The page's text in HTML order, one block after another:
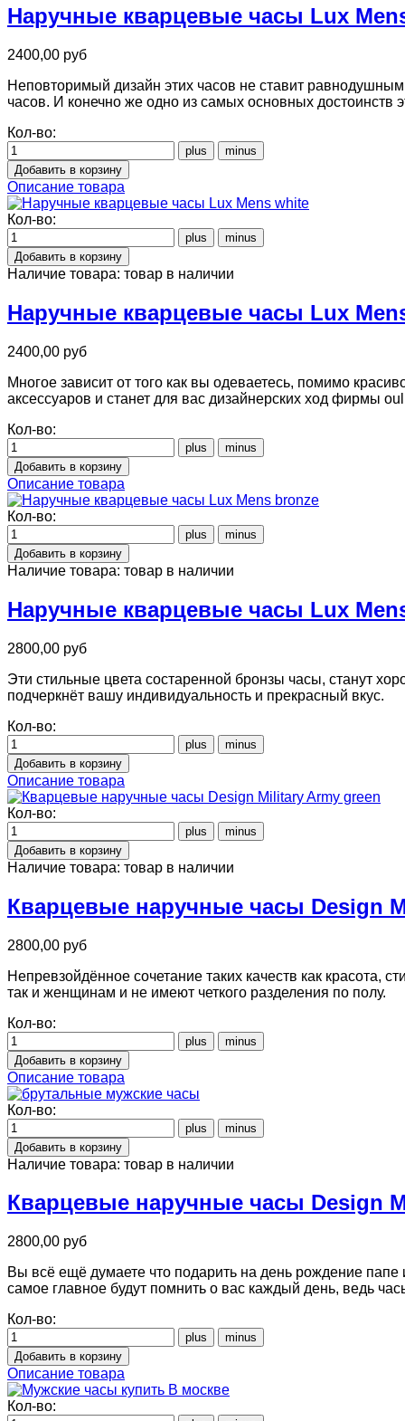
Наручные кварцевые часы Lux
2400,00 руб
Неповторимый дизайн этих часов не ставит
часов. И конечно же одно из самых основных достоинств
Кол-во:
Описание товара
Кол-во:
Наличие товара: товар в наличии
Наручные кварцевые часы Lux
2400,00 руб
Многое зависит от того как вы одеваетесь, помимо
аксессуаров и станет для вас дизайнерских ход фирмы
Кол-во:
Описание товара
Кол-во:
Наличие товара: товар в наличии
Наручные кварцевые часы Lux
2800,00 руб
Эти стильные цвета состаренной бронзы часы, станут
подчеркнёт вашу индивидуальность и прекрасный вкус.
Кол-во:
Описание товара
Кол-во:
Наличие товара: товар в наличии
Кварцевые наручные часы Design
2800,00 руб
Непревзойдённое сочетание таких качеств как красота,
так и женщинам и не имеют четкого разделения по полу.
Кол-во:
Описание товара
Кол-во:
Наличие товара: товар в наличии
Кварцевые наручные часы Design
2800,00 руб
Вы всё ещё думаете что подарить на день рождение папе
самое главное будут помнить о вас каждый день, ведь
Кол-во:
Описание товара
Кол-во: